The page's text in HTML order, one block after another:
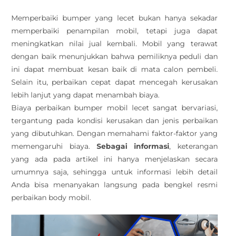
Memperbaiki bumper yang lecet bukan hanya sekadar
memperbaiki penampilan mobil, tetapi juga dapat
meningkatkan nilai jual kembali. Mobil yang terawat
dengan baik menunjukkan bahwa pemiliknya peduli dan
ini dapat membuat kesan baik di mata calon pembeli.
Selain itu, perbaikan cepat dapat mencegah kerusakan
lebih lanjut yang dapat menambah biaya.
Biaya perbaikan bumper mobil lecet sangat bervariasi,
tergantung pada kondisi kerusakan dan jenis perbaikan
yang dibutuhkan. Dengan memahami faktor-faktor yang
memengaruhi biaya. Sebagai informasi, keterangan
yang ada pada artikel ini hanya menjelaskan secara
umumnya saja, sehingga untuk informasi lebih detail
Anda bisa menanyakan langsung pada bengkel resmi
perbaikan body mobil.